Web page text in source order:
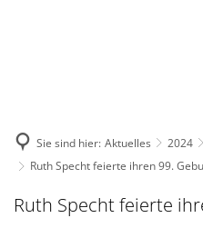
Sie sind hier: Aktuelles 2024
Ruth Specht feierte ihren 99.
Ruth Specht feierte